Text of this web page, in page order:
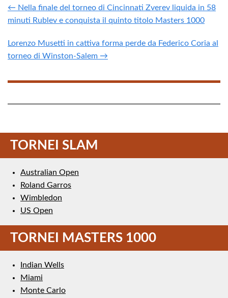
← Nella finale del torneo di Cincinnati Zverev liquida in 58
minuti Rublev e conquista il quinto titolo Masters 1000
Lorenzo Musetti in cattiva forma perde da Federico Coria al
torneo di Winston-Salem →
TORNEI SLAM
Australian Open
Roland Garros
Wimbledon
US Open
TORNEI MASTERS 1000
Indian Wells
Miami
Monte Carlo